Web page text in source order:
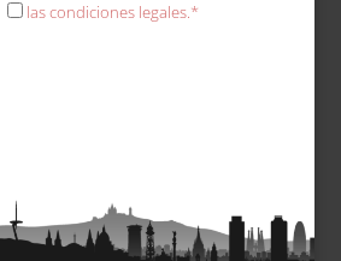
las condiciones legales.*